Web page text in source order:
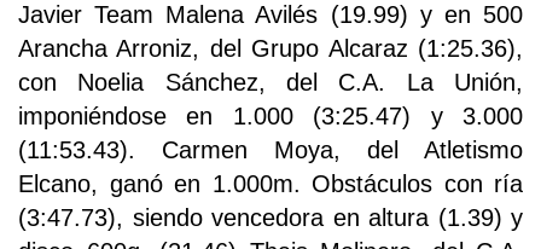
Javier Team Malena Avilés (19.99) y en 500
Arancha Arroniz, del Grupo Alcaraz (1:25.36),
con Noelia Sánchez, del C.A. La Unión,
imponiéndose en 1.000 (3:25.47) y 3.000
(11:53.43). Carmen Moya, del Atletismo
Elcano, ganó en 1.000m. Obstáculos con ría
(3:47.73), siendo vencedora en altura (1.39) y